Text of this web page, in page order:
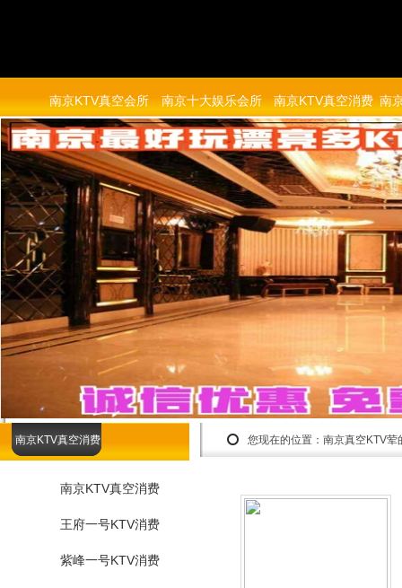
南京KTV真空会所 南京十大娱乐会所 南京KTV真空消费 南
您现在的位置： 南京真空KTV荤
南京KTV真空消费
南京KTV真空消费
王府一号KTV消费
紫峰一号KTV消费